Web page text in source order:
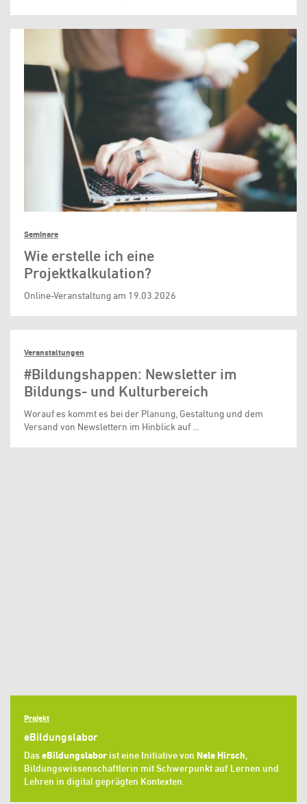
Seminare
Wie erstelle ich eine
Projektkalkulation?
Online-Veranstaltung am 19.03.2026
Veranstaltungen
#Bildungshappen: Newsletter im
Bildungs- und Kulturbereich
Worauf es kommt es bei der Planung, Gestaltung und dem
Versand von Newslettern im Hinblick auf …
Projekt
eBildungslabor
DaseBildungslabor ist eine Initiative von Nele Hirsch,
Bildungswissenschaftlerin mit Schwerpunkt auf Lernen und
Lehren in digital geprägten Kontexten.